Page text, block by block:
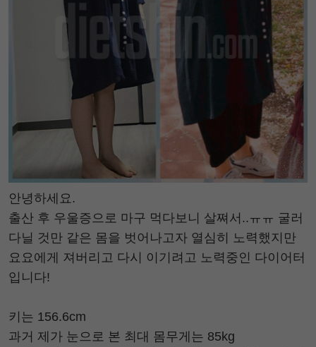
안녕하세요.
출산 후 우울증으로 마구 먹다보니 살쪄서..ㅠㅠ 굴러
다닐 것만 같은 몸을 벗어나고자 열심히 노력했지만
요요에게 져버리고 다시 이기려고 노력중인 다이어터
입니다!
키는 156.6cm
과거 제가 눈으로 본 최대 몸무게는 85kg